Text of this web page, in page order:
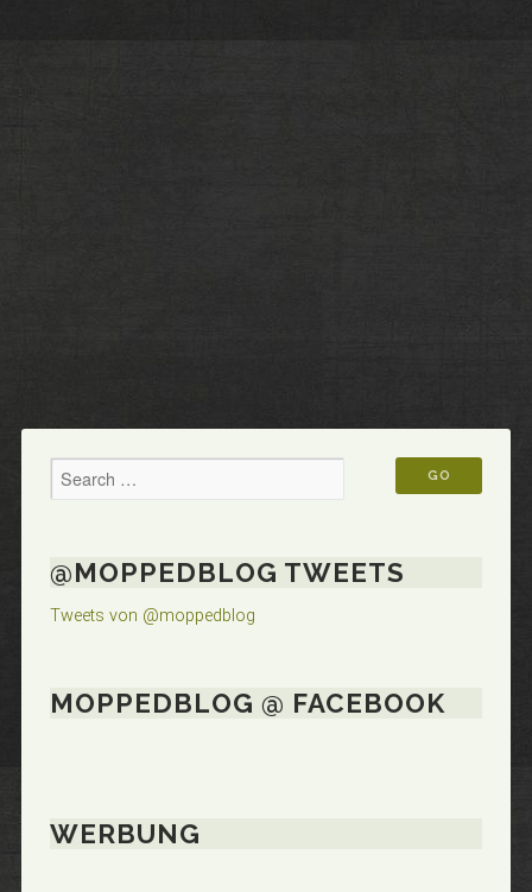
@MOPPEDBLOG TWEETS
Tweets von @moppedblog
MOPPEDBLOG @ FACEBOOK
WERBUNG